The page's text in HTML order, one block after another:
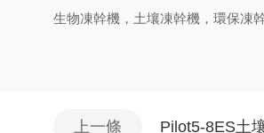
生物凍幹機，土壤凍幹機，環保凍
上一條 Pilot5-8ES土